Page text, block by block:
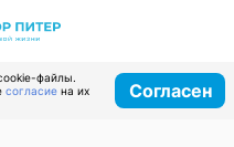
файлы.
согласие на их
Согласен